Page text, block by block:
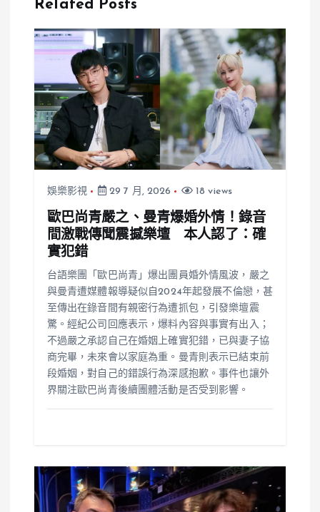
Related Posts
娛樂影視 29 7 月, 2026 18 views
歐巴尚青嚴之、曼青爆婚外情！錄音
間激戰傳聞震撼樂壇 本人認了：確
實犯錯
台語樂團「歐巴尚青」爆出團員婚外情風波，嚴之
與曼青遭媒體報導疑似自2024年起發展不倫戀，甚
至傳出在錄音間有親密行為遭抓包，引發樂壇震
驚。經紀公司回應表示，爆料內容與事實有出入；
不過嚴之承認自己在婚姻上確實犯錯，已與妻子協
商完畢，未來會以家庭為重。曼青則表示已結束前
段婚姻，對自己的錯誤行為深感抱歉。事件也讓外
界關注歐巴尚青後續團體活動是否受到影響。